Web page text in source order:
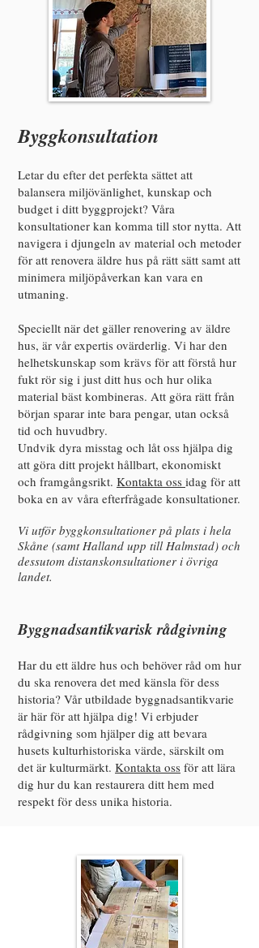
Byggkonsultation
Letar du efter det perfekta sättet att
balansera miljövänlighet, kunskap och
budget i ditt byggprojekt? Våra
konsultationer kan komma till stor nytta. Att
navigera i djungeln av material och metoder
för att renovera äldre hus på rätt sätt samt att
minimera miljöpåverkan kan vara en
utmaning.
Speciellt när det gäller renovering av äldre
hus, är vår expertis ovärderlig. Vi har den
helhetskunskap som krävs för att förstå hur
fukt rör sig i just ditt hus och hur olika
material bäst kombineras. Att göra rätt från
början sparar inte bara pengar, utan också
tid och huvudbry.
Undvik dyra misstag och låt oss hjälpa dig
att göra ditt projekt hållbart, ekonomiskt
och framgångsrikt. Kontakta oss idag för att
boka en av våra efterfrågade konsultationer.
Vi utför byggkonsultationer på plats i hela
Skåne (samt Halland upp till Halmstad) och
dessutom distanskonsultationer i övriga
landet.
Byggnadsantikvarisk rådgivning
Har du ett äldre hus och behöver råd om hur
du ska renovera det med känsla för dess
historia? Vår utbildade byggnadsantikvarie
är här för att hjälpa dig! Vi erbjuder
rådgivning som hjälper dig att bevara
husets kulturhistoriska värde, särskilt om
det är kulturmärkt. Kontakta oss för att lära
dig hur du kan restaurera ditt hem med
respekt för dess unika historia.